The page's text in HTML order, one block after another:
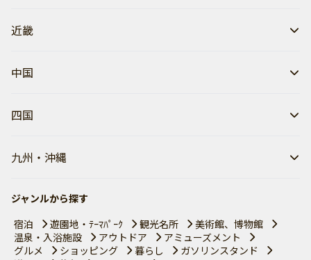
近畿
中国
四国
九州・沖縄
ジャンルから探す
宿泊
遊園地・ﾃｰﾏﾊﾟｰｸ 観光名所
美術館、博物館
温泉・入浴施設
アウトドア
アミューズメント
グルメ
ショッピング 暮らし
ガソリンスタンド